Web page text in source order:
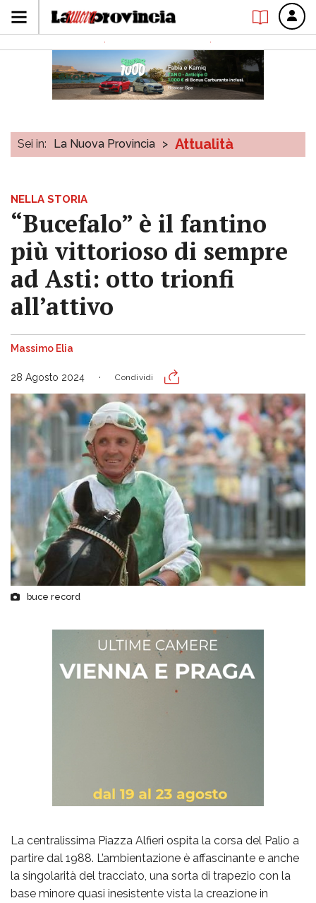
Sei in: La Nuova Provincia > Attualità
NELLA STORIA
“Bucefalo” è il fantino
più vittorioso di sempre
ad Asti: otto trionfi
all’attivo
Massimo Elia
28 Agosto 2024 Condividi
buce record
La centralissima Piazza Alfieri ospita la corsa del Palio a
partire dal 1988. L’ambientazione è affascinante e anche
la singolarità del tracciato, una sorta di trapezio con la
base minore quasi inesistente vista la creazione in